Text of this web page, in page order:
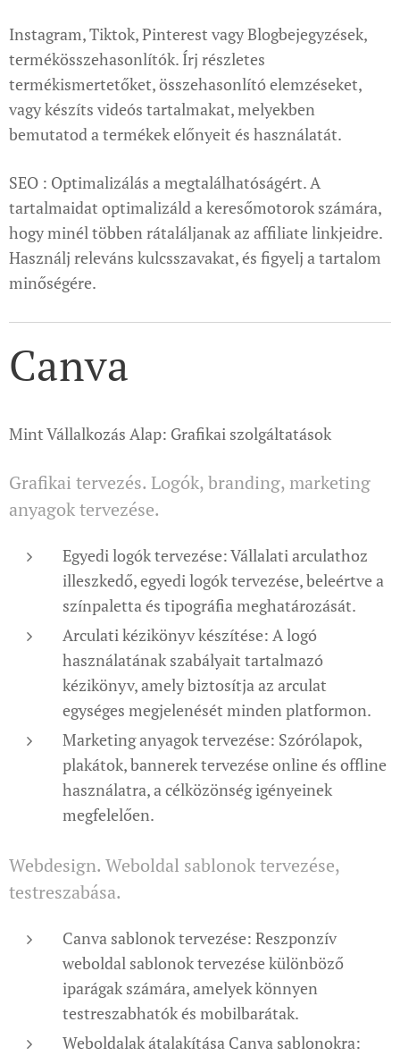
Instagram, Tiktok, Pinterest vagy Blogbejegyzések,
termékösszehasonlítók. Írj részletes
termékismertetőket, összehasonlító elemzéseket,
vagy készíts videós tartalmakat, melyekben
bemutatod a termékek előnyeit és használatát.
SEO : Optimalizálás a megtalálhatóságért. A
tartalmaidat optimalizáld a keresőmotorok számára,
hogy minél többen rátaláljanak az affiliate linkjeidre.
Használj releváns kulcsszavakat, és figyelj a tartalom
minőségére.
Canva
Mint Vállalkozás Alap: Grafikai szolgáltatások
Grafikai tervezés. Logók, branding, marketing
anyagok tervezése.
Egyedi logók tervezése: Vállalati arculathoz
illeszkedő, egyedi logók tervezése, beleértve a
színpaletta és tipográfia meghatározását.
Arculati kézikönyv készítése: A logó
használatának szabályait tartalmazó
kézikönyv, amely biztosítja az arculat
egységes megjelenését minden platformon.
Marketing anyagok tervezése: Szórólapok,
plakátok, bannerek tervezése online és offline
használatra, a célközönség igényeinek
megfelelően.
Webdesign. Weboldal sablonok tervezése,
testreszabása.
Canva sablonok tervezése: Reszponzív
weboldal sablonok tervezése különböző
iparágak számára, amelyek könnyen
testreszabhatók és mobilbarátak.
Weboldalak átalakítása Canva sablonokra: